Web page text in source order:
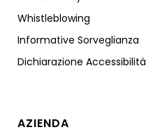
AZIENDA
Whistleblowing
Informative Sorveglianza
Dichiarazione Accessibilità